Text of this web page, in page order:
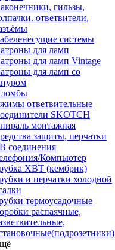
гильзы,
ответвители,
системы
для ламп
для ламп Vintage
для ламп со
ответвительные
SKOTCH
монтажная
защиты, перчатки
соединения
Компьютер
ХВТ (кембрик)
и перчатки холодной
термоусадочные
распаячные,